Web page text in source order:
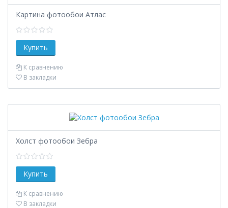
Картина фотообои Атлас
К сравнению
В закладки
Холст фотообои Зебра
К сравнению
В закладки